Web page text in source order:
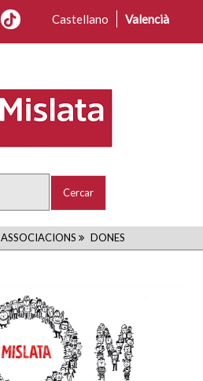
Castellano Valencià
FIL
ASSOCIACIONS DONES